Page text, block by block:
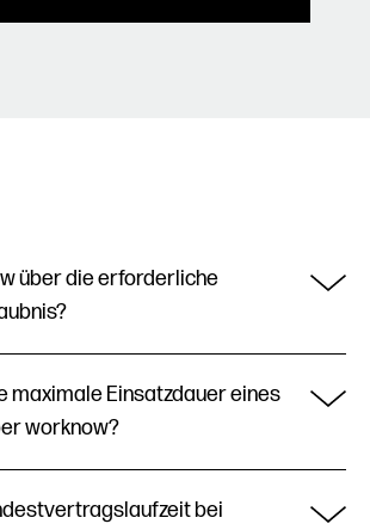
über die erforderliche
Erlaubnis zur
ausgestellt von der
(EoR) als auch
maximale Einsatzdauer eines
worknow?
für EoR- und
bei